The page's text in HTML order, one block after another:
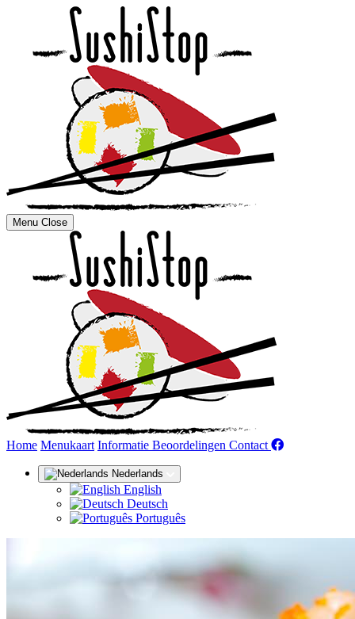
Menu Close
Home Menukaart Informatie (huidige)
Beoordelingen Contact
Nederlands
English
Deutsch
Português